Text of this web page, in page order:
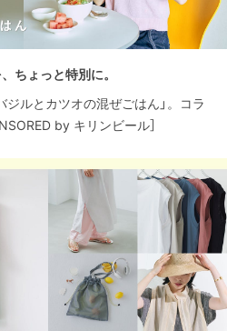
ちょっと特別に。
ジルとカツオの混ぜごはん」。コラ
by キリンビール］